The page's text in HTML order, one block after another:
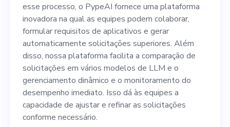
dinâmico de inicialização.
Oferecemos um salário
competitivo, um ambiente de
trabalho empolgante e a
chance de trabalhar com
tecnologias de IA de ponta.
Para se inscrever, visite
esse processo, o PypeAI fornece uma plataforma
inovadora na qual as equipes podem colaborar,
formular requisitos de aplicativos e gerar
automaticamente solicitações superiores. Além
disso, nossa plataforma facilita a comparação de
solicitações em vários modelos de LLM e o
gerenciamento dinâmico e o monitoramento do
desempenho imediato. Isso dá às equipes a
capacidade de ajustar e refinar as solicitações
conforme necessário.